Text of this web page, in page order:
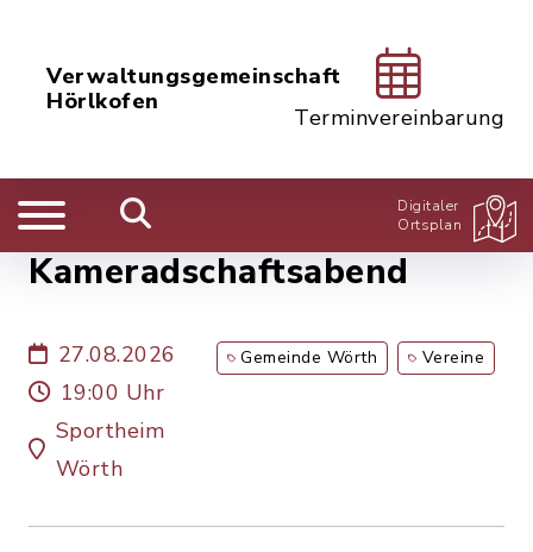
Verwaltungsgemeinschaft
Hörlkofen
Terminvereinbarung
Digitaler
Ortsplan
Kameradschaftsabend
27.08.2026
19:00 Uhr
Sportheim
Wörth
Gemeinde Wörth Vereine